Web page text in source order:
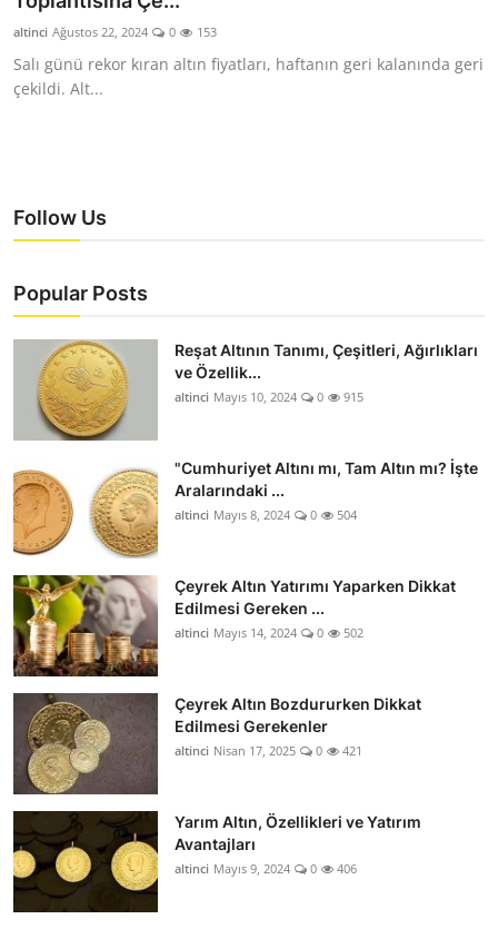
YARIM ALTIN
TAM ALTIN
altinci Ağustos 22, 2024 0 153
Salı günü rekor kıran altın fiyatları, haftanın geri kalanında geri
çekildi. Alt...
Follow Us
Popular Posts
Reşat Altının Tanımı, Çeşitleri, Ağırlıkları
ve Özellik...
altinci Mayıs 10, 2024 0 915
"Cumhuriyet Altını mı, Tam Altın mı? İşte
Aralarındaki ...
altinci Mayıs 8, 2024 0 504
Çeyrek Altın Yatırımı Yaparken Dikkat
Edilmesi Gereken ...
altinci Mayıs 14, 2024 0 502
Çeyrek Altın Bozdururken Dikkat
Edilmesi Gerekenler
altinci Nisan 17, 2025 0 421
Yarım Altın, Özellikleri ve Yatırım
Avantajları
altinci Mayıs 9, 2024 0 406